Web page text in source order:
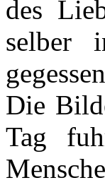
des
selber
Die
Tag